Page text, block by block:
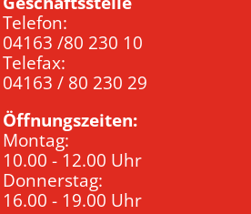
Telefon:
04163 /80 230 10
Telefax:
04163 / 80 230 29
Öffnungszeiten:
Montag:
10.00 - 12.00 Uhr
Donnerstag:
16.00 - 19.00 Uhr